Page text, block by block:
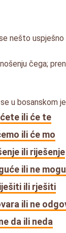
nešto
čega;
u bosanskom
ćete ili će te
ili će mo
ili riješenje
ili ne
ili rješiti
ili ne
da ili neda